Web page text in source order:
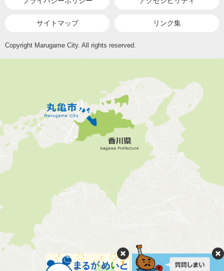
サイトマップ リンク集
Copyright Marugame City. All rights reserved.